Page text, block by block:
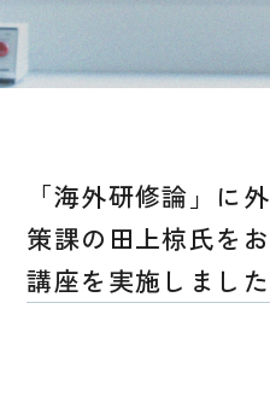
「海外研修論」に
策課の田上椋氏を
講座を実施しました